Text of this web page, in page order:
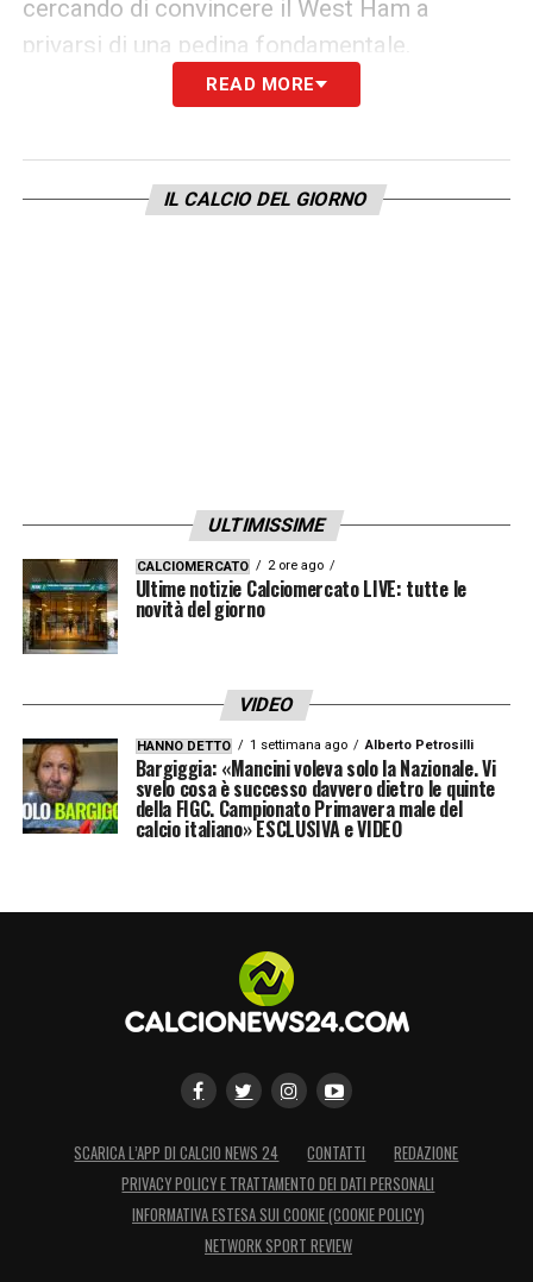
cercando di convincere il West Ham a
privarsi di una pedina fondamentale.
READ MORE
IL CALCIO DEL GIORNO
ULTIMISSIME
CALCIOMERCATO 2 ore ago
Ultime notizie Calciomercato LIVE: tutte le
novità del giorno
VIDEO
HANNO DETTO 1 settimana ago Alberto Petrosilli
Bargiggia: «Mancini voleva solo la Nazionale. Vi
svelo cosa è successo davvero dietro le quinte
della FIGC. Campionato Primavera male del
calcio italiano» ESCLUSIVA e VIDEO
SCARICA L’APP DI CALCIO NEWS 24 CONTATTI
REDAZIONE
PRIVACY POLICY E TRATTAMENTO DEI DATI PERSONALI
INFORMATIVA ESTESA SUI COOKIE (COOKIE POLICY)
NETWORK SPORT REVIEW